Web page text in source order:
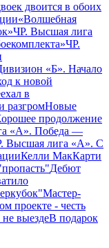
двоится в обоих
«Волшебная
ЧР. Высшая лига
ЧР.
«Б». Начало
к новой
в
разгромНовые
продолжение
«А». Победа —
Высшая лига «А». С
Келли МакКарти
Дебют
Мастер-
проекте - честь
выездеВ подарок